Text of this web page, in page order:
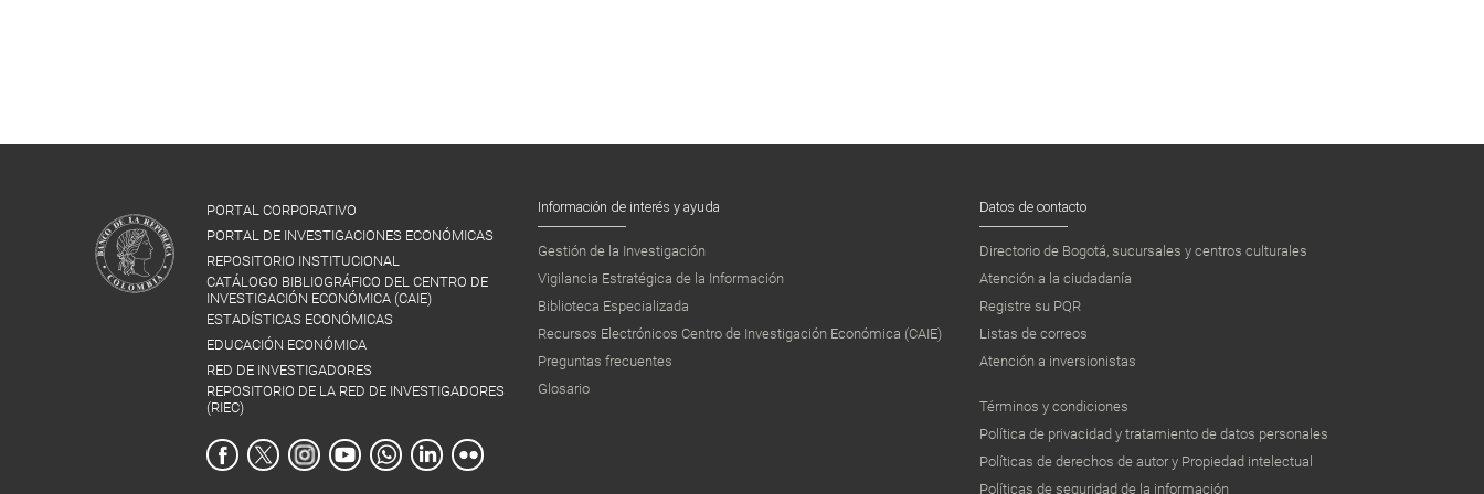
PORTAL CORPORATIVO
PORTAL DE INVESTIGACIONES ECONÓMICAS
REPOSITORIO INSTITUCIONAL
CATÁLOGO BIBLIOGRÁFICO DEL CENTRO DE
INVESTIGACIÓN ECONÓMICA (CAIE)
ESTADÍSTICAS ECONÓMICAS
EDUCACIÓN ECONÓMICA
RED DE INVESTIGADORES
REPOSITORIO DE LA RED DE INVESTIGADORES
(RIEC)
Información de interés y ayuda
Gestión de la Investigación
Vigilancia Estratégica de la Información
Biblioteca Especializada
Recursos Electrónicos Centro de Investigación Económica (CAIE)
Preguntas frecuentes
Glosario
Datos de contacto
Directorio de Bogotá, sucursales y centros culturales
Atención a la ciudadanía
Registre su PQR
Listas de correos
Atención a inversionistas
Términos y condiciones
Política de privacidad y tratamiento de datos personales
Políticas de derechos de autor y Propiedad intelectual
Políticas de seguridad de la información